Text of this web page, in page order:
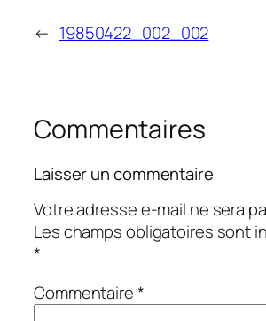
← 19850422_002_002
Commentaires
Laisser un commentaire
Votre adresse e-mail ne sera
Les champs obligatoires sont
*
Commentaire*